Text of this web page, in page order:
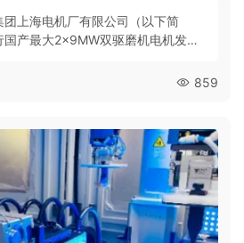
上海电机厂有限公司（以下简
国产最大2×9MW双驱磨机电机发布
域取得重大突破，为资源的高效
磨机的市场需求呈井喷形势，随之
系统也广泛应用
859